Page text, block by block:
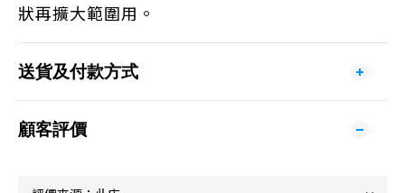
狀再擴大範圍用。
送貨及付款方式
顧客評價